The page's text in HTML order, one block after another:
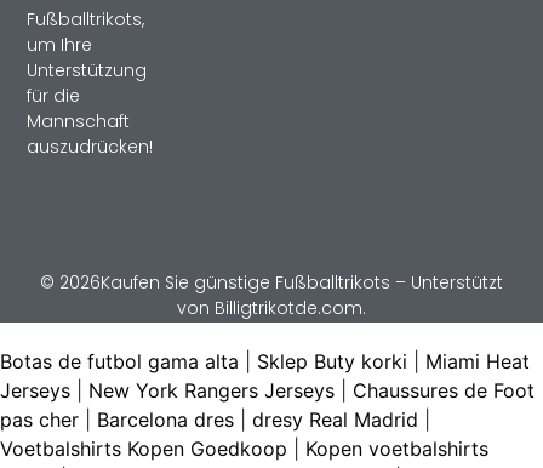
Fußballtrikots,
um Ihre
Unterstützung
für die
Mannschaft
auszudrücken!
© 2026Kaufen Sie günstige Fußballtrikots – Unterstützt
von Billigtrikotde.com.
Botas de futbol gama alta Sklep Buty korki
Miami Heat
Jerseys
New York Rangers Jerseys
Chaussures de Foot
pas cher
Barcelona dres dresy Real Madrid
Voetbalshirts Kopen Goedkoop
Kopen voetbalshirts